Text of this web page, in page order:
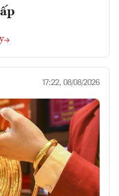
17:22, 08/08/2026